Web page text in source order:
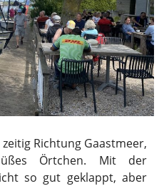
Richtung Gaastmeer,
Örtchen. Mit der
so gut geklappt, aber